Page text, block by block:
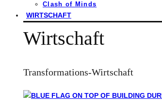
Clash of Minds
WIRTSCHAFT
Wirtschaft
Transformations-Wirtschaft